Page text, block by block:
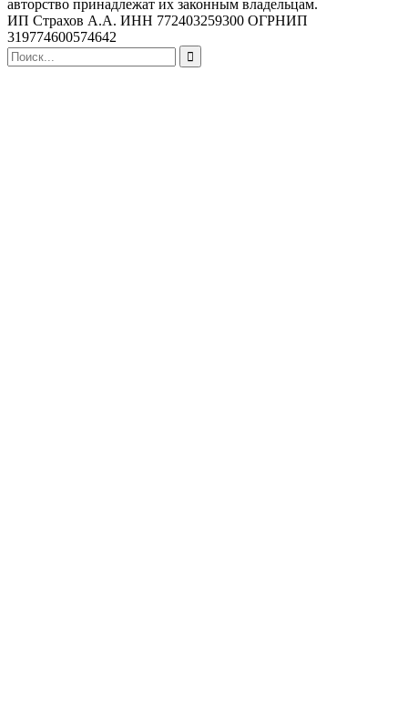
авторство принадлежат их законным владельцам.
ИП Страхов А.А. ИНН 772403259300 ОГРНИП
319774600574642